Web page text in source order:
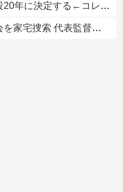
る←コレは妥当か？？？？？？？
捜索 代表監督選考巡り